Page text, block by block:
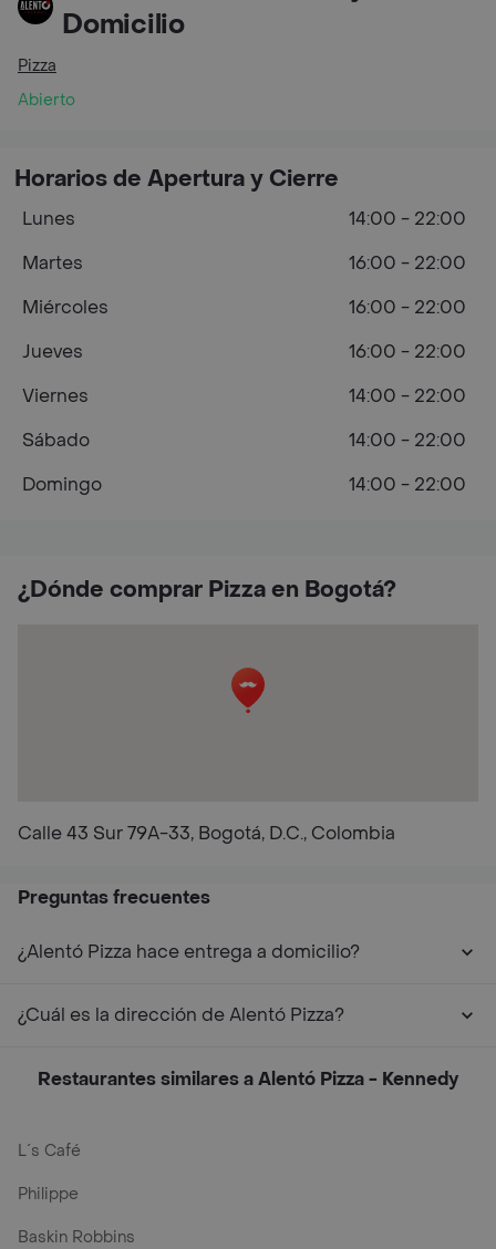
Domicilio
Pizza
Abierto
¿Dónde comprar Pizza en Bogotá?
Calle 43 Sur 79A-33, Bogotá, D.C., Colombia
Horarios de Apertura y Cierre
Lunes
14:00 - 22:00
Martes
16:00 - 22:00
Miércoles
16:00 - 22:00
Jueves
16:00 - 22:00
Viernes
14:00 - 22:00
Sábado
14:00 - 22:00
Domingo
14:00 - 22:00
Preguntas frecuentes
¿Alentó Pizza hace entrega a domicilio?
¿Cuál es la dirección de Alentó Pizza?
Restaurantes similares a Alentó Pizza - Kennedy
L´s Café
Philippe
Baskin Robbins